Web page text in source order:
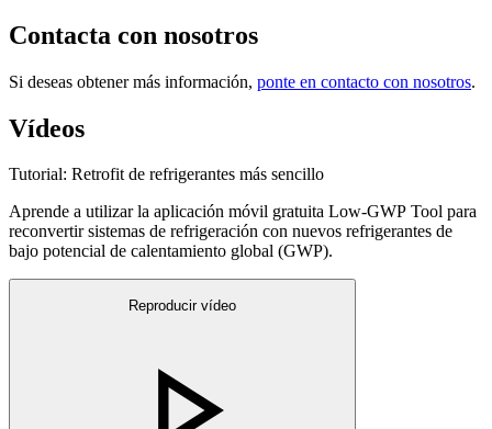
Contacta con nosotros
Si deseas obtener más información, ponte en contacto con nosotros.
Vídeos
Tutorial: Retrofit de refrigerantes más sencillo
Aprende a utilizar la aplicación móvil gratuita Low-GWP Tool para
reconvertir sistemas de refrigeración con nuevos refrigerantes de
bajo potencial de calentamiento global (GWP).
Reproducir vídeo